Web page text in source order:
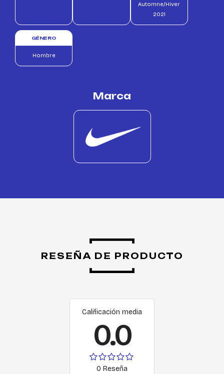
Automne/Hiver
2021
GÉNERO
Hombre
Marca
RESEÑA DE PRODUCTO
Calificación media
0.0
0 Reseña